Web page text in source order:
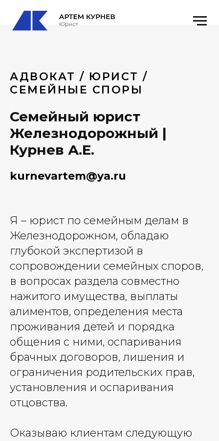
АДВОКАТ / ЮРИСТ /
СЕМЕЙНЫЕ СПОРЫ
Семейный юрист
Железнодорожный |
Курнев А.Е.
kurnevartem@ya.ru
Я – юрист по семейным делам в
Железнодорожном, обладаю
глубокой экспертизой в
сопровождении семейных споров,
в вопросах раздела совместно
нажитого имущества, выплаты
алиментов, определения места
проживания детей и порядка
общения с ними, оспаривания
брачных договоров, лишения и
ограничения родительских прав,
установления и оспаривания
отцовства.
Оказываю клиентам следующую